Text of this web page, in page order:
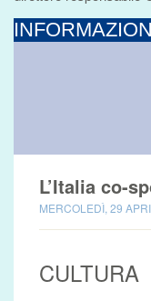
L’Italia co-
MERCOLEDÌ, 29
CULTURA